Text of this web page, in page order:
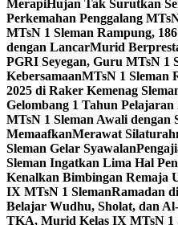
MerapiHujan Tak Surutkan
Perkemahan Penggalang
MTsN 1 Sleman Rampung,
dengan LancarMurid
PGRI Seyegan, Guru MTsN 1
KebersamaanMTsN 1 Sleman
2025 di Raker Kemenag
Gelombang 1 Tahun Pelajaran
MTsN 1 Sleman Awali
MemaafkanMerawat
Sleman Gelar Syawalan
Sleman Ingatkan Lima Hal
Kenalkan Bimbingan Remaja
IX MTsN 1 SlemanRamadan
Belajar Wudhu, Sholat, dan
TKA, Murid Kelas IX MTsN 1